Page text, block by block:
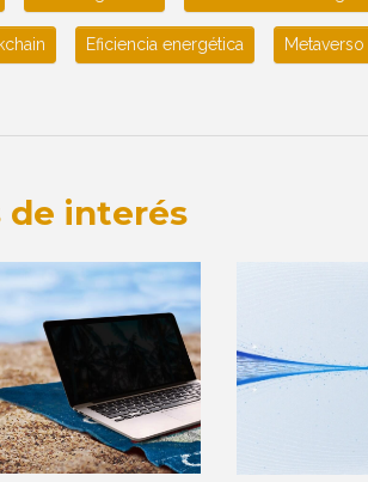
Eficiencia energética Metaverso
de interés